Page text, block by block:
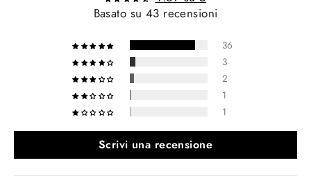
Basato su 43 recensioni
36
3
2
1
1
Scrivi una recensione